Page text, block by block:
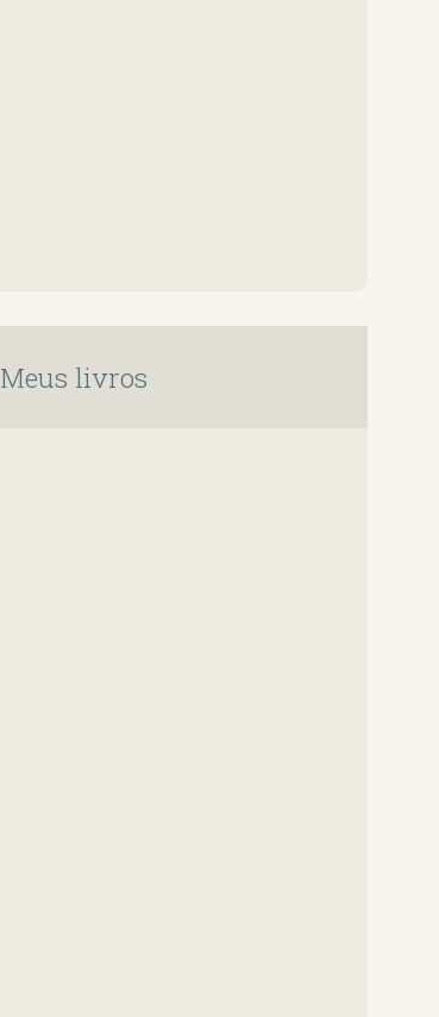
Meus livros